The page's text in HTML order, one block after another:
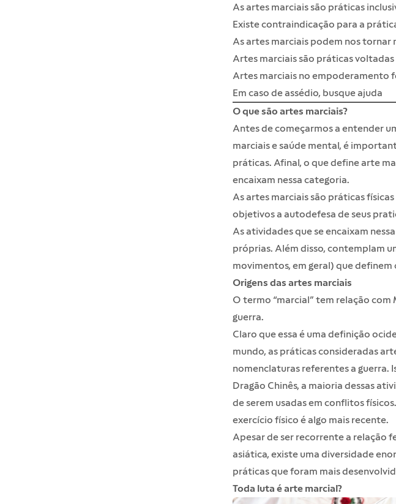
As artes marciais são práticas
Existe contraindicação para a
As artes marciais podem nos tornar
Artes marciais são práticas voltadas
Artes marciais no empoderamento
Em caso de assédio, busque ajuda
O que são artes marciais?
Antes de começarmos a entender
marciais e saúde mental, é
práticas. Afinal, o que define arte
encaixam nessa categoria.
As artes marciais são práticas
objetivos a autodefesa de seus
As atividades que se encaixam
próprias. Além disso, contemplam
movimentos, em geral) que definem
Origens das artes marciais
O termo “marcial” tem relação com
guerra.
Claro que essa é uma definição
mundo, as práticas consideradas
nomenclaturas referentes a guerra.
Dragão Chinês, a maioria dessas
de serem usadas em conflitos
exercício físico é algo mais recente.
Apesar de ser recorrente a relação
asiática, existe uma diversidade
práticas que foram mais
Toda luta é arte marcial?